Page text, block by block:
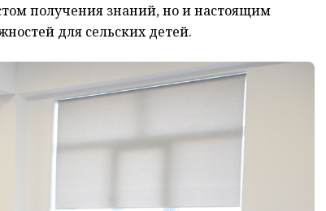
получения знаний, но и настоящим
для сельских детей.